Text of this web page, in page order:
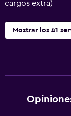
cargos extra)
Mostrar los 41